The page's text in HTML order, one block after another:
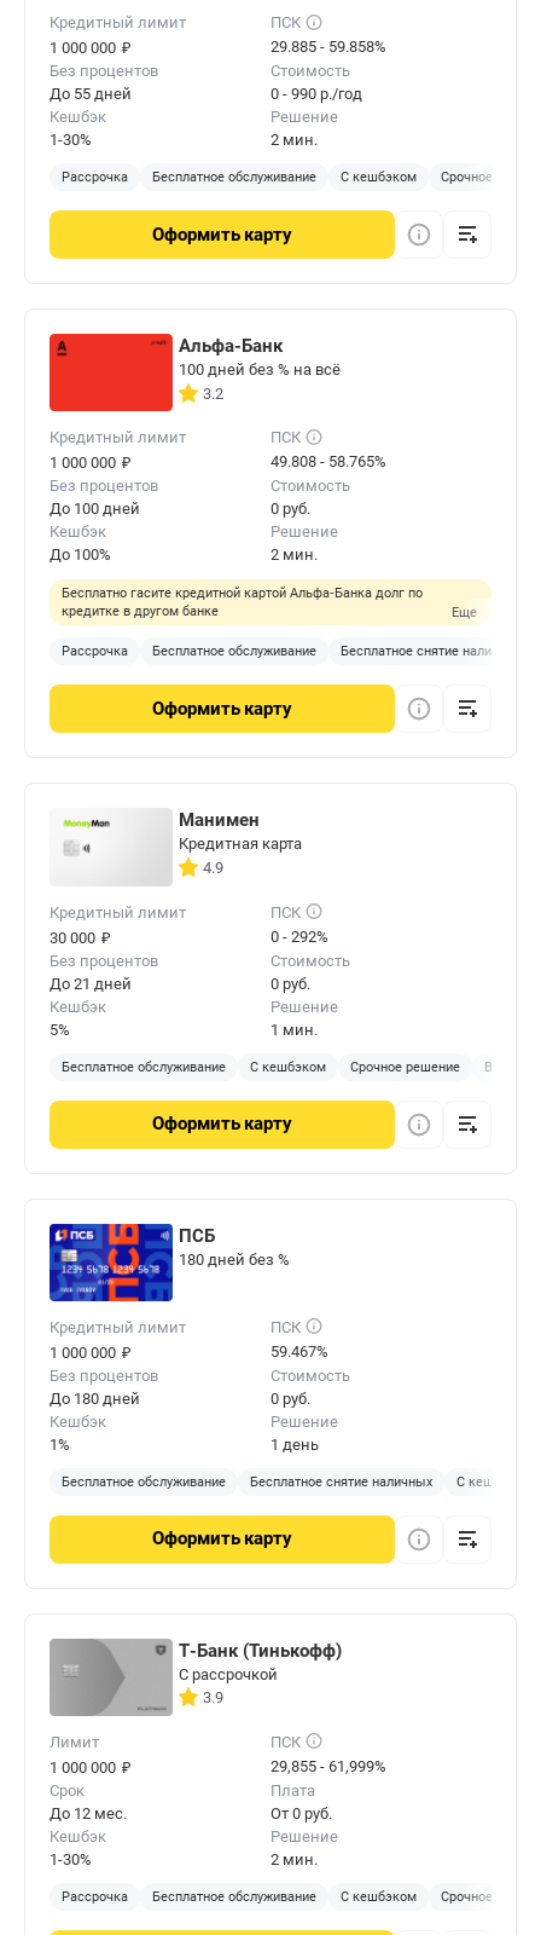
Кредитный лимит
1 000 000 ₽
ПСК
29.885 - 59.858%
Без процентов
До 55 дней
Стоимость
0 - 990 р./год
Кешбэк
1-30%
Решение
2 мин.
Рассрочка Бесплатное обслуживание С кешбэком Срочное
Оформить карту
Альфа-Банк
100 дней без % на всё
3.2
Кредитный лимит
1 000 000 ₽
ПСК
49.808 - 58.765%
Без процентов
До 100 дней
Стоимость
0 руб.
Кешбэк
До 100%
Решение
2 мин.
Бесплатно гасите кредитной картой Альфа‑Банка долг по
кредитке в другом банке
Еще
Рассрочка Бесплатное обслуживание Бесплатное снятие наличных
Оформить карту
Манимен
Кредитная карта
4.9
Кредитный лимит
30 000 ₽
ПСК
0 - 292%
Без процентов
До 21 дней
Стоимость
0 руб.
Кешбэк
5%
Решение
1 мин.
Бесплатное обслуживание С кешбэком Срочное решение
Оформить карту
ПСБ
180 дней без %
Кредитный лимит
1 000 000 ₽
ПСК
59.467%
Без процентов
До 180 дней
Стоимость
0 руб.
Кешбэк
1%
Решение
1 день
Бесплатное обслуживание Бесплатное снятие наличных С кешбэком
Оформить карту
Т-Банк (Тинькофф)
С рассрочкой
3.9
Лимит
1 000 000 ₽
ПСК
29,855 - 61,999%
Срок
До 12 мес.
Плата
От 0 руб.
Кешбэк
1-30%
Решение
2 мин.
Рассрочка Бесплатное обслуживание С кешбэком Срочное